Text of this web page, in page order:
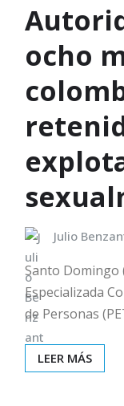
ocho
Julio
Santo Domingo
Especializada
de Personas
LEER MÁS